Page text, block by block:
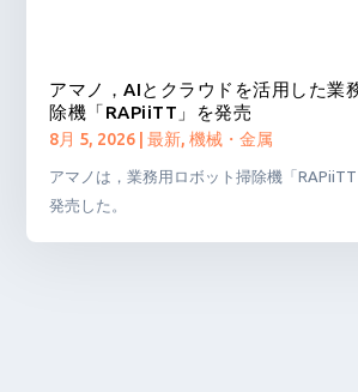
アマノ，AIとクラウドを活用した業
除機「RAPiiTT」を発売
8月 5, 2026 |最新,機械・金属
アマノは，業務用ロボット掃除機「
発売した。